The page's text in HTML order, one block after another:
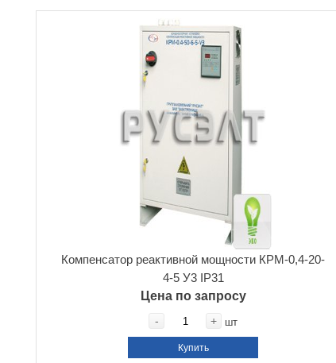
Компенсатор реактивной мощности КРМ-0,4-20-
4-5 У3 IP31
Цена по запросу
- + шт
Купить